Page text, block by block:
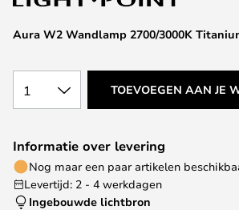
afbeeldingen-
gallerij
Aura W2 Wandlamp 2700/3000K
1 TOEVOEGEN AAN JE
Informatie over levering
Nog maar een paar artikelen
Levertijd: 2 - 4 werkdagen
Ingebouwde lichtbron